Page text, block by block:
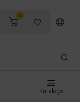
0
Katalogs